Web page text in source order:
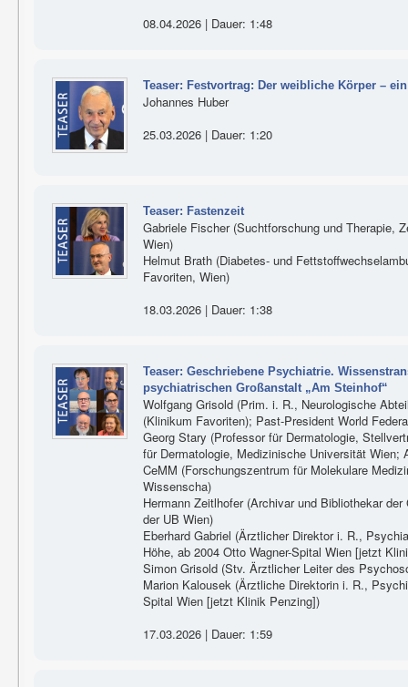
08.04.2026 | Dauer: 1:48
Teaser: Festvortrag: Der weibliche Körper –
Johannes Huber
25.03.2026 | Dauer: 1:20
Teaser: Fastenzeit
Gabriele Fischer (Suchtforschung und Therapie,
Wien)
Helmut Brath (Diabetes- und
Favoriten, Wien)
18.03.2026 | Dauer: 1:38
Teaser: Geschriebene Psychiatrie.
psychiatrischen Großanstalt „Am Steinhof“
Wolfgang Grisold (Prim. i. R., Neurologische
(Klinikum Favoriten); Past-President World
Georg Stary (Professor für Dermatologie,
für Dermatologie, Medizinische Universität
CeMM (Forschungszentrum für Molekulare
Wissenscha)
Hermann Zeitlhofer (Archivar und Bibliothekar
der UB Wien)
Eberhard Gabriel (Ärztlicher Direktor i. R.,
Höhe, ab 2004 Otto Wagner-Spital Wien [jetzt
Simon Grisold (Stv. Ärztlicher Leiter des
Marion Kalousek (Ärztliche Direktorin i. R.,
Spital Wien [jetzt Klinik Penzing])
17.03.2026 | Dauer: 1:59